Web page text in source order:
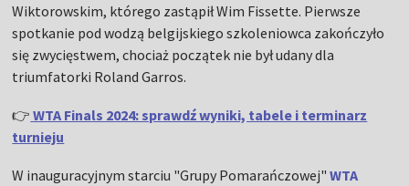
Wiktorowskim, którego zastąpił Wim Fissette. Pierwsze
spotkanie pod wodzą belgijskiego szkoleniowca zakończyło
się zwycięstwem, chociaż początek nie był udany dla
triumfatorki Roland Garros.
👉 WTA Finals 2024: sprawdź wyniki, tabele i terminarz
turnieju
W inauguracyjnym starciu "Grupy Pomarańczowej" WTA